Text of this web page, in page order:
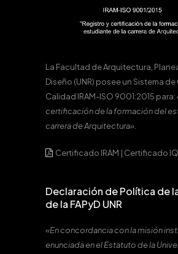
La Facultad de Arquitectura,
Diseño (UNR) posee un Sistema
Calidad IRAM-ISO 9001:2015 para:
certificación de la formación del
carrera de Arquitectura».
Certificado IRAM | Certificado
Declaración de Política de
de la FAPyD UNR
«En concordancia con la misión
enunciada en el Estatuto de la